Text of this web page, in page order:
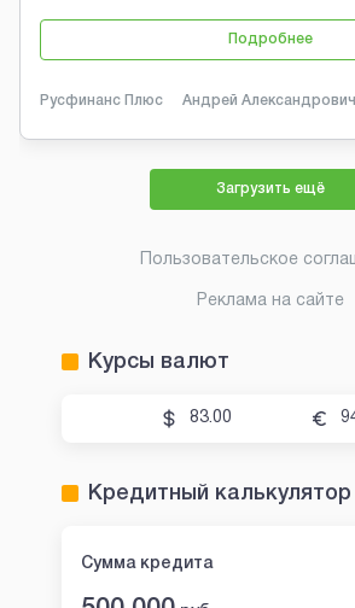
Подробнее
Русфинанс Плюс Андрей Александрович
Загрузить ещё
Пользовательское
Реклама на сайте
Курсы валют
83.00
Кредитный калькулятор
Сумма кредита